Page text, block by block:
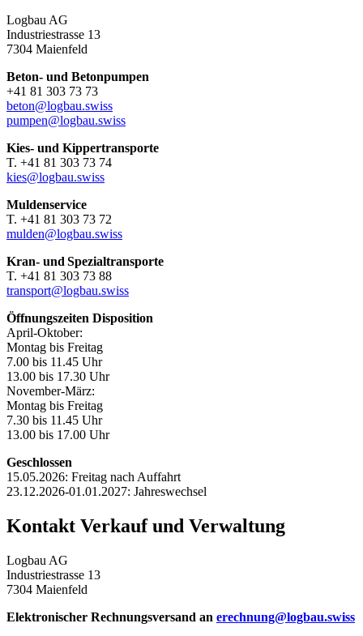
Logbau AG
Industriestrasse 13
7304 Maienfeld
Beton- und Betonpumpen
+41 81 303 73 73
beton@logbau.swiss
pumpen@logbau.swiss
Kies- und Kippertransporte
T. +41 81 303 73 74
kies@logbau.swiss
Muldenservice
T. +41 81 303 73 72
mulden@logbau.swiss
Kran- und Spezialtransporte
T. +41 81 303 73 88
transport@logbau.swiss
Öffnungszeiten Disposition
April-Oktober:
Montag bis Freitag
7.00 bis 11.45 Uhr
13.00 bis 17.30 Uhr
November-März:
Montag bis Freitag
7.30 bis 11.45 Uhr
13.00 bis 17.00 Uhr
Geschlossen
15.05.2026: Freitag nach Auffahrt
23.12.2026-01.01.2027: Jahreswechsel
Kontakt Verkauf und Verwaltung
Logbau AG
Industriestrasse 13
7304 Maienfeld
Elektronischer Rechnungsversand an erechnung@logbau.swiss